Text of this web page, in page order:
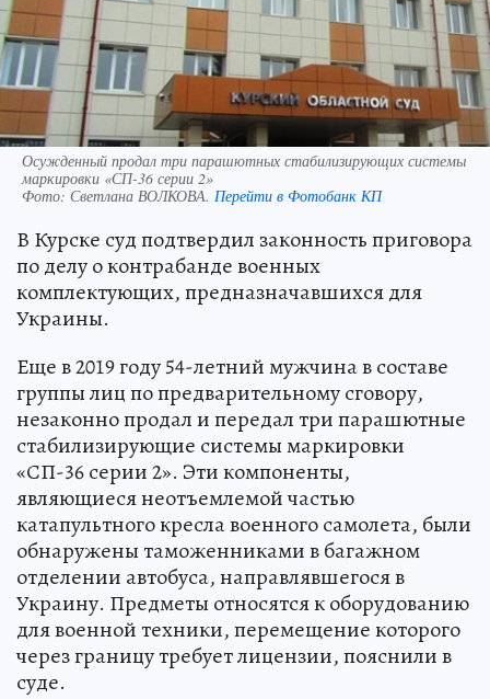
Осужденный продал три парашютных стабилизирующих системы
маркировки «СП-36 серии 2»
Фото: Светлана ВОЛКОВА. Перейти в Фотобанк КП
В Курске суд подтвердил законность приговора
по делу о контрабанде военных
комплектующих, предназначавшихся для
Украины.
Еще в 2019 году 54-летний мужчина в составе
группы лиц по предварительному сговору,
незаконно продал и передал три парашютные
стабилизирующие системы маркировки
«СП-36 серии 2». Эти компоненты,
являющиеся неотъемлемой частью
катапультного кресла военного самолета, были
обнаружены таможенниками в багажном
отделении автобуса, направлявшегося в
Украину. Предметы относятся к оборудованию
для военной техники, перемещение которого
через границу требует лицензии, пояснили в
суде.